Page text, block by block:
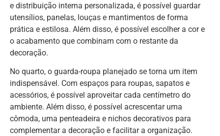
e distribuição interna personalizada, é possível guardar
utensílios, panelas, louças e mantimentos de forma
prática e estilosa. Além disso, é possível escolher a cor e
o acabamento que combinam com o restante da
decoração.
No quarto, o guarda-roupa planejado se torna um item
indispensável. Com espaços para roupas, sapatos e
acessórios, é possível aproveitar cada centímetro do
ambiente. Além disso, é possível acrescentar uma
cômoda, uma penteadeira e nichos decorativos para
complementar a decoração e facilitar a organização.